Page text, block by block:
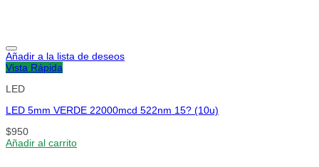
Añadir a la lista de deseos
Vista Rápida
LED
LED 5mm VERDE 22000mcd 522nm 15? (10u)
$950
Añadir al carrito